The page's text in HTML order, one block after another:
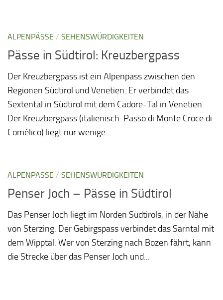
ALPENPÄSSE / SEHENSWÜRDIGKEITEN
Pässe in Südtirol: Kreuzbergpass
Der Kreuzbergpass ist ein Alpenpass zwischen den
Regionen Südtirol und Venetien. Er verbindet das
Sextental in Südtirol mit dem Cadore-Tal in Venetien.
Der Kreuzbergpass (italienisch: Passo di Monte Croce di
Comélico) liegt nur wenige...
ALPENPÄSSE / SEHENSWÜRDIGKEITEN
Penser Joch – Pässe in Südtirol
Das Penser Joch liegt im Norden Südtirols, in der Nähe
von Sterzing. Der Gebirgspass verbindet das Sarntal mit
dem Wipptal. Wer von Sterzing nach Bozen fährt, kann
die Strecke über das Penser Joch und...